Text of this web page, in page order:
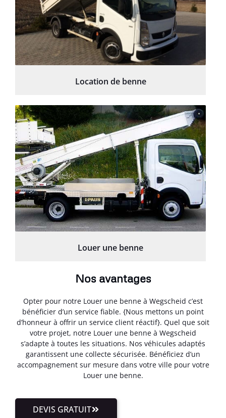
Location de benne
Louer une benne
Nos avantages
Opter pour notre Louer une benne à Wegscheid c’est
bénéficier d’un service fiable. {Nous mettons un point
d’honneur à offrir un service client réactif}. Quel que soit
votre projet, notre Louer une benne à Wegscheid
s’adapte à toutes les situations. Nos véhicules adaptés
garantissent une collecte sécurisée. Bénéficiez d’un
accompagnement sur mesure dans votre ville pour votre
Louer une benne.
DEVIS GRATUIT